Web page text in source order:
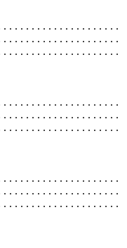
. . . . . . . . . . . . . . . . . . . .
. . . . . . . . . . . . . . . . . . . .
. . . . . . . . . . . . . . . . . . . .
. . . . . . . . . . . . . . . . . . . .
. . . . . . . . . . . . . . . . . . . .
. . . . . . . . . . . . . . . . . . . .
. . . . . . . . . . . . . . . . . . . .
. . . . . . . . . . . . . . . . . . . .
. . . . . . . . . . . . . . . . . . . .